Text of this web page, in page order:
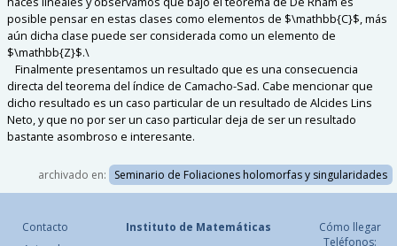
posible pensar en estas clases como elementos de $\mathbb{C}$, más
aún dicha clase puede ser considerada como un elemento de
$\mathbb{Z}$.\
Finalmente presentamos un resultado que es una consecuencia
directa del teorema del índice de Camacho-Sad. Cabe mencionar que
dicho resultado es un caso particular de un resultado de Alcides Lins
Neto, y que no por ser un caso particular deja de ser un resultado
bastante asombroso e interesante.
archivado en: Seminario de Foliaciones holomorfas y singularidades
Contacto
Instituto de Matemáticas
Cómo llegar
Teléfonos: